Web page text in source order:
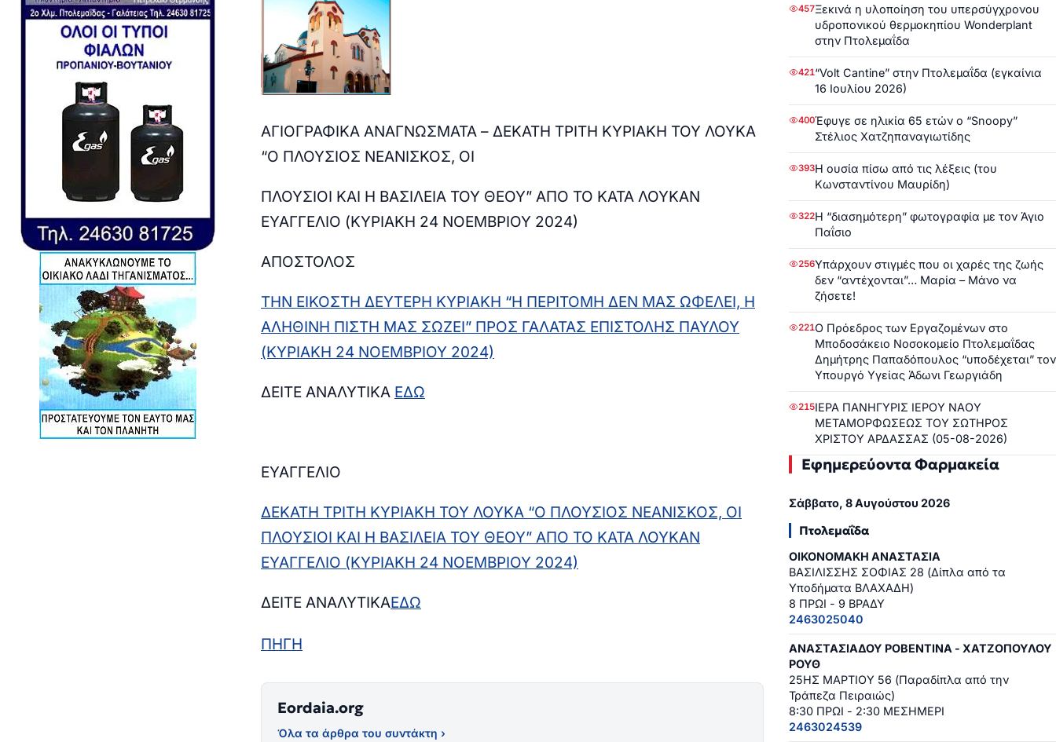
ΑΓΙΟΓΡΑΦΙΚΑ ΑΝΑΓΝΩΣΜΑΤΑ – ΔΕΚΑΤΗ ΤΡΙΤΗ ΚΥΡΙΑΚΗ ΤΟΥ ΛΟΥΚΑ
“Ο ΠΛΟΥΣΙΟΣ ΝΕΑΝΙΣΚΟΣ, ΟΙ
ΠΛΟΥΣΙΟΙ ΚΑΙ Η ΒΑΣΙΛΕΙΑ ΤΟΥ ΘΕΟΥ” ΑΠΟ ΤΟ ΚΑΤΑ ΛΟΥΚΑΝ
ΕΥΑΓΓΕΛΙΟ (ΚΥΡΙΑΚΗ 24 ΝΟΕΜΒΡΙΟΥ 2024)
ΑΠΟΣΤΟΛΟΣ
ΤΗΝ ΕΙΚΟΣΤΗ ΔΕΥΤΕΡΗ ΚΥΡΙΑΚΗ “Η ΠΕΡΙΤΟΜΗ ΔΕΝ ΜΑΣ ΩΦΕΛΕΙ, Η
ΑΛΗΘΙΝΗ ΠΙΣΤΗ ΜΑΣ ΣΩΖΕΙ” ΠΡΟΣ ΓΑΛΑΤΑΣ ΕΠΙΣΤΟΛΗΣ ΠΑΥΛΟΥ
(ΚΥΡΙΑΚΗ 24 ΝΟΕΜΒΡΙΟΥ 2024)
ΔΕΙΤΕ ΑΝΑΛΥΤΙΚΑ ΕΔΩ
ΕΥΑΓΓΕΛΙΟ
ΔΕΚΑΤΗ ΤΡΙΤΗ ΚΥΡΙΑΚΗ ΤΟΥ ΛΟΥΚΑ “Ο ΠΛΟΥΣΙΟΣ ΝΕΑΝΙΣΚΟΣ, ΟΙ
ΠΛΟΥΣΙΟΙ ΚΑΙ Η ΒΑΣΙΛΕΙΑ ΤΟΥ ΘΕΟΥ” ΑΠΟ ΤΟ ΚΑΤΑ ΛΟΥΚΑΝ
ΕΥΑΓΓΕΛΙΟ (ΚΥΡΙΑΚΗ 24 ΝΟΕΜΒΡΙΟΥ 2024)
ΔΕΙΤΕ ΑΝΑΛΥΤΙΚΑΕΔΩ
ΠΗΓΗ
Eordaia.org
Όλα τα άρθρα του συντάκτη ›
457Ξεκινά η υλοποίηση του υπερσύγχρονου
υδροπονικού θερμοκηπίου Wonderplant
στην Πτολεμαΐδα
421“Volt Cantine” στην Πτολεμαΐδα (εγκαίνια
16 Ιουλίου 2026)
400Έφυγε σε ηλικία 65 ετών ο “Snoopy”
Στέλιος Χατζηπαναγιωτίδης
393Η ουσία πίσω από τις λέξεις (του
Κωνσταντίνου Μαυρίδη)
322Η “διασημότερη” φωτογραφία με τον Άγιο
Παΐσιο
256Υπάρχουν στιγμές που οι χαρές της ζωής
δεν “αντέχονται”… Μαρία – Μάνο να
ζήσετε!
221Ο Πρόεδρος των Εργαζομένων στο
Μποδοσάκειο Νοσοκομείο Πτολεμαΐδας
Δημήτρης Παπαδόπουλος “υποδέχεται” τον
Υπουργό Υγείας Άδωνι Γεωργιάδη
215ΙΕΡΑ ΠΑΝΗΓΥΡΙΣ ΙΕΡΟΥ ΝΑΟΥ
ΜΕΤΑΜΟΡΦΩΣΕΩΣ ΤΟΥ ΣΩΤΗΡΟΣ
ΧΡΙΣΤΟΥ ΑΡΔΑΣΣΑΣ (05-08-2026)
Εφημερεύοντα Φαρμακεία
Σάββατο, 8 Αυγούστου 2026
Πτολεμαΐδα
ΟΙΚΟΝΟΜΑΚΗ ΑΝΑΣΤΑΣΙΑ
ΒΑΣΙΛΙΣΣΗΣ ΣΟΦΙΑΣ 28 (Δίπλα από τα
Υποδήματα ΒΛΑΧΑΔΗ)
8 ΠΡΩΙ - 9 ΒΡΑΔΥ
2463025040
ΑΝΑΣΤΑΣΙΑΔΟΥ ΡΟΒΕΝΤΙΝΑ - ΧΑΤΖΟΠΟΥΛΟΥ
ΡΟΥΘ
25ΗΣ ΜΑΡΤΙΟΥ 56 (Παραδίπλα από την
Τράπεζα Πειραιώς)
8:30 ΠΡΩΙ - 2:30 ΜΕΣΗΜΕΡΙ
2463024539